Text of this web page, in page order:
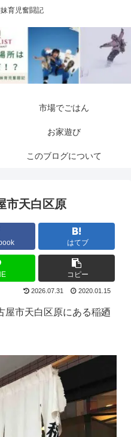
育児奮闘記
市場でごはん
お家遊び
このブログについて
市天白区原
はてブ
コピー
2026.07.31 2020.01.15
屋市天白区原にある稲廼